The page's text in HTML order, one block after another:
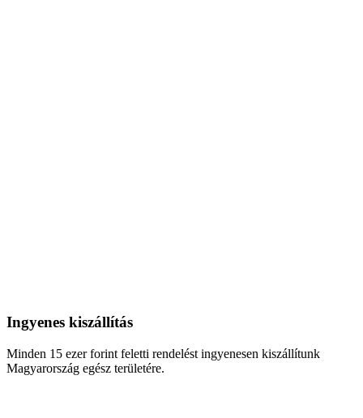
Ingyenes kiszállítás
Minden 15 ezer forint feletti rendelést ingyenesen kiszállítunk
Magyarország egész területére.